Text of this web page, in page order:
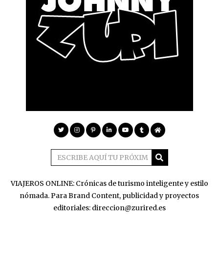
VIAJEROS ONLINE: Crónicas de turismo inteligente y estilo
nómada. Para Brand Content, publicidad y proyectos
editoriales: direccion@zurired.es